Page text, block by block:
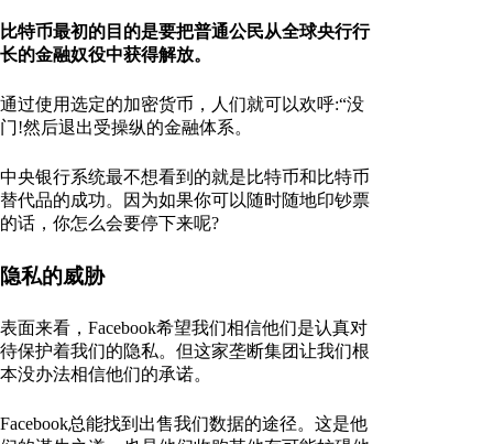
比特币最初的目的是要把普通公民从全球央行行
长的金融奴役中获得解放。
通过使用选定的加密货币，人们就可以欢呼:“没
门!然后退出受操纵的金融体系。
中央银行系统最不想看到的就是比特币和比特币
替代品的成功。因为如果你可以随时随地印钞票
的话，你怎么会要停下来呢?
隐私的威胁
表面来看，Facebook希望我们相信他们是认真对
待保护着我们的隐私。但这家垄断集团让我们根
本没办法相信他们的承诺。
Facebook总能找到出售我们数据的途径。这是他